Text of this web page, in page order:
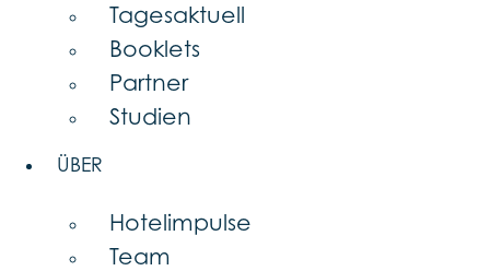
Tagesaktuell
Booklets
Partner
Studien
ÜBER
Hotelimpulse
Team